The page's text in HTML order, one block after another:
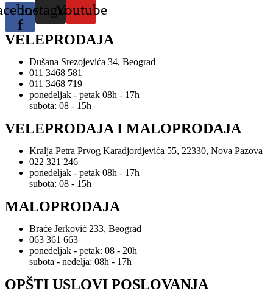
f
InstagramYoutube
VELEPRODAJA
Dušana Srezojevića 34, Beograd
011 3468 581
011 3468 719
ponedeljak - petak 08h - 17h
subota: 08 - 15h
VELEPRODAJA I MALOPRODAJA
Kralja Petra Prvog Karadjordjevića 55, 22330, Nova Pazova
022 321 246
ponedeljak - petak 08h - 17h
subota: 08 - 15h
MALOPRODAJA
Braće Jerković 233, Beograd
063 361 663
ponedeljak - petak: 08 - 20h
subota - nedelja: 08h - 17h
OPŠTI USLOVI POSLOVANJA